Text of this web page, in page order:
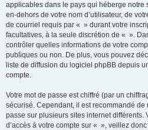
applicables dans le pays qui héberge notre
en-dehors de votre nom d’utilisateur, de
de courriel requis par « » durant votre
facultatives, à la seule discrétion de « ».
contrôler quelles informations de votre
publiques ou non. De plus, vous pouvez
liste de diffusion du logiciel phpBB depuis
compte.
Votre mot de passe est chiffré (par un
sécurisé. Cependant, il est recommandé de
passe sur plusieurs sites internet différents.
d’accès à votre compte sur « », veillez